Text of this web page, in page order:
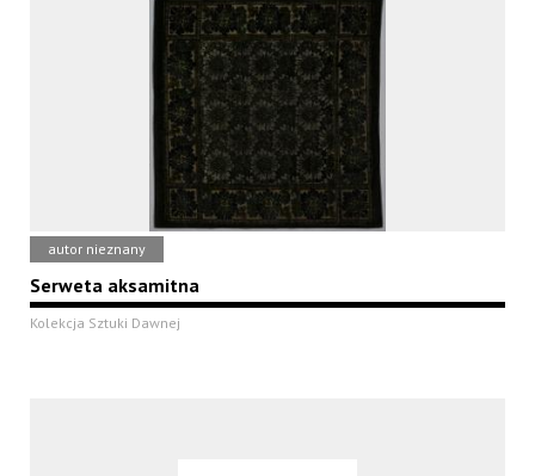
autor nieznany
Serweta aksamitna
Kolekcja Sztuki Dawnej